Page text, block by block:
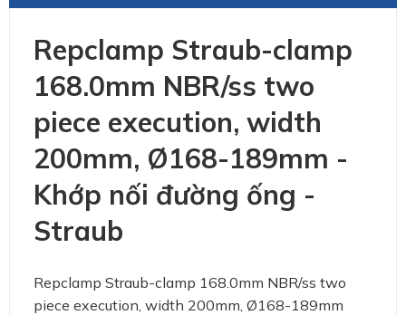
Repclamp Straub-clamp
168.0mm NBR/ss two
piece execution, width
200mm, Ø168-189mm -
Khớp nối đường ống -
Straub
Repclamp Straub-clamp 168.0mm NBR/ss two
piece execution, width 200mm, Ø168-189mm